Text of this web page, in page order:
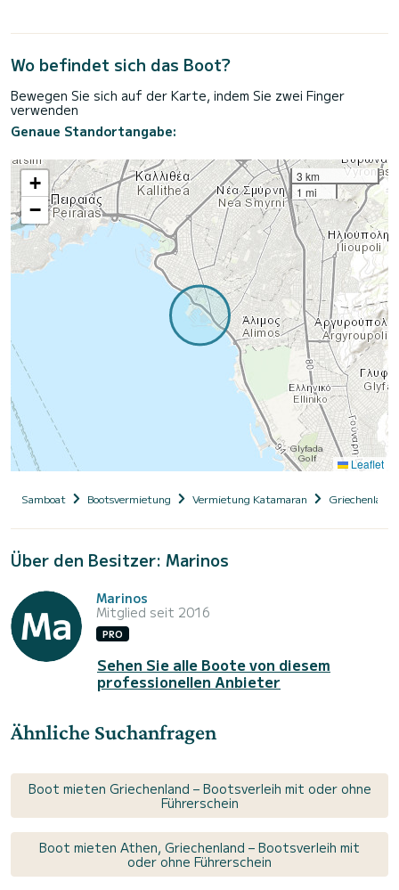
Wo befindet sich das Boot?
Bewegen Sie sich auf der Karte, indem Sie zwei Finger
verwenden
Genaue Standortangabe:
+
−
3 km
1 mi
Leaflet
Samboat Bootsvermietung Vermietung Katamaran Griechenland
Über den Besitzer: Marinos
Marinos
Mitglied seit 2016
PRO
Sehen Sie alle Boote von diesem
professionellen Anbieter
Ähnliche Suchanfragen
Boot mieten Griechenland – Bootsverleih mit oder ohne
Führerschein
Boot mieten Athen, Griechenland – Bootsverleih mit
oder ohne Führerschein